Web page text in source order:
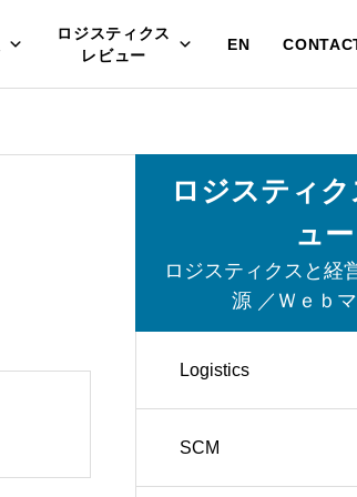
ロジスティクス
レビュー
EN
ロジスティ
ュー
ロジスティクスと経
源 ／Ｗｅｂ
Logistics
グリーン・ロジステ
SCM